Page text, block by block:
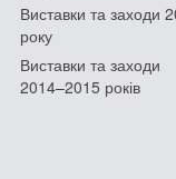
Виставки та заходи
року
Виставки та заходи
2014–2015 років